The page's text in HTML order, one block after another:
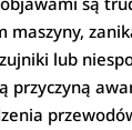
maszyny,
lub
przyczyną